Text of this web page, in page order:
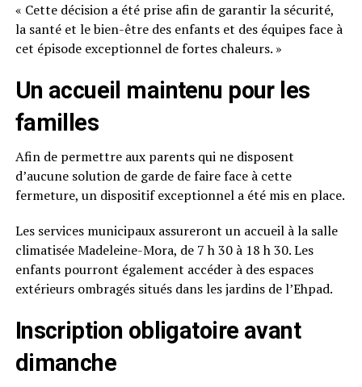
« Cette décision a été prise afin de garantir la sécurité,
la santé et le bien-être des enfants et des équipes face à
cet épisode exceptionnel de fortes chaleurs. »
Un accueil maintenu pour les
familles
Afin de permettre aux parents qui ne disposent
d’aucune solution de garde de faire face à cette
fermeture, un dispositif exceptionnel a été mis en place.
Les services municipaux assureront un accueil à la salle
climatisée Madeleine-Mora, de 7 h 30 à 18 h 30. Les
enfants pourront également accéder à des espaces
extérieurs ombragés situés dans les jardins de l’Ehpad.
Inscription obligatoire avant
dimanche